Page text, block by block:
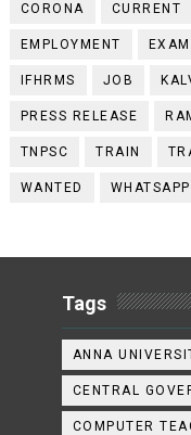
CORONA CURRENT
EMPLOYMENT EXAM
IFHRMS JOB
PRESS RELEASE
TNPSC TRAIN
WANTED WHATSAPP
Tags
ANNA
CENTRAL
COMPUTER